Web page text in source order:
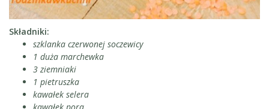
Składniki:
szklanka czerwonej soczewicy
1 duża marchewka
3 ziemniaki
1 pietruszka
kawałek selera